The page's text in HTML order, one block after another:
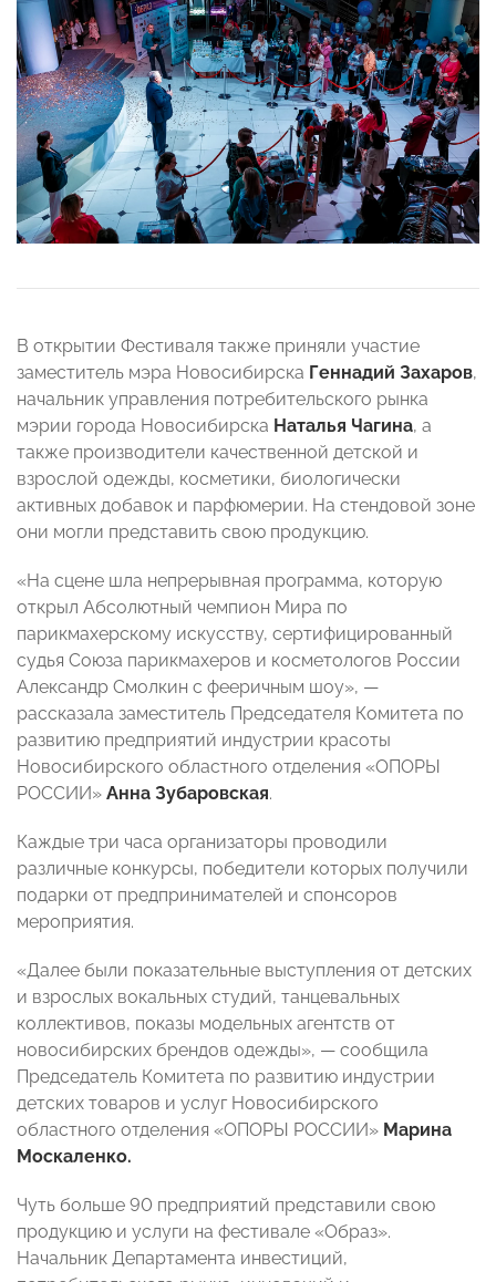
В открытии Фестиваля также приняли участие
заместитель мэра Новосибирска Геннадий Захаров,
начальник управления потребительского рынка
мэрии города Новосибирска Наталья Чагина, а
также производители качественной детской и
взрослой одежды, косметики, биологически
активных добавок и парфюмерии. На стендовой зоне
они могли представить свою продукцию.
«На сцене шла непрерывная программа, которую
открыл Абсолютный чемпион Мира по
парикмахерскому искусству, сертифицированный
судья Союза парикмахеров и косметологов России
Александр Смолкин с фееричным шоу», —
рассказала заместитель Председателя Комитета по
развитию предприятий индустрии красоты
Новосибирского областного отделения «ОПОРЫ
РОССИИ» Анна Зубаровская.
Каждые три часа организаторы проводили
различные конкурсы, победители которых получили
подарки от предпринимателей и спонсоров
мероприятия.
«Далее были показательные выступления от детских
и взрослых вокальных студий, танцевальных
коллективов, показы модельных агентств от
новосибирских брендов одежды», — сообщила
Председатель Комитета по развитию индустрии
детских товаров и услуг Новосибирского
областного отделения «ОПОРЫ РОССИИ» Марина
Москаленко.
Чуть больше 90 предприятий представили свою
продукцию и услуги на фестивале «Образ».
Начальник Департамента инвестиций,